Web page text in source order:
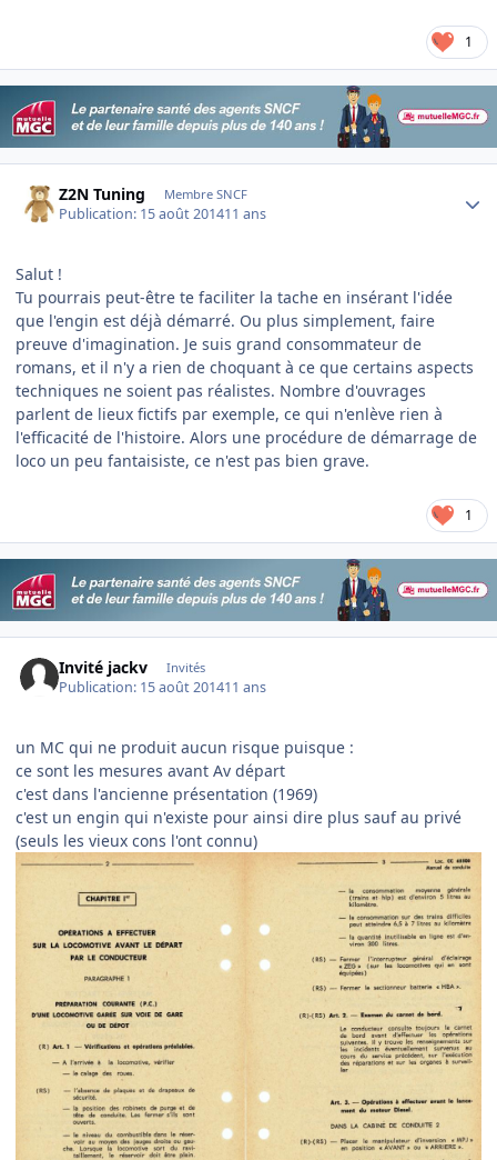
1
Z2N Tuning Membre SNCF
Publication: 15 août 201411 ans
Salut !
Tu pourrais peut-être te faciliter la tache en insérant l'idée
que l'engin est déjà démarré. Ou plus simplement, faire
preuve d'imagination. Je suis grand consommateur de
romans, et il n'y a rien de choquant à ce que certains aspects
techniques ne soient pas réalistes. Nombre d'ouvrages
parlent de lieux fictifs par exemple, ce qui n'enlève rien à
l'efficacité de l'histoire. Alors une procédure de démarrage de
loco un peu fantaisiste, ce n'est pas bien grave.
1
Invité jackv Invités
Publication: 15 août 201411 ans
un MC qui ne produit aucun risque puisque :
ce sont les mesures avant Av départ
c'est dans l'ancienne présentation (1969)
c'est un engin qui n'existe pour ainsi dire plus sauf au privé
(seuls les vieux cons l'ont connu)